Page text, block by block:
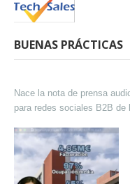
BUENAS PRÁCTICAS
Nace la nota de prensa
para redes sociales B2B de